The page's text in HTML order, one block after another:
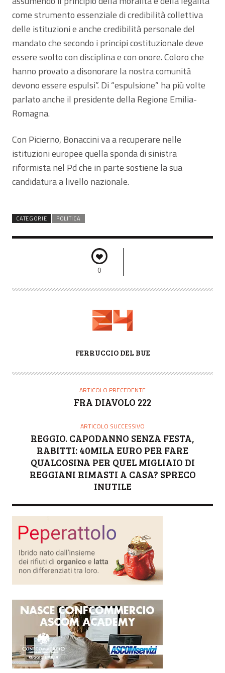
come strumento essenziale di credibilità collettiva
delle istituzioni e anche credibilità personale del
mandato che secondo i principi costituzionale deve
essere svolto con disciplina e con onore. Coloro che
hanno provato a disonorare la nostra comunità
devono essere espulsi”. Di “espulsione” ha più volte
parlato anche il presidente della Regione Emilia-
Romagna.
Con Picierno, Bonaccini va a recuperare nelle
istituzioni europee quella sponda di sinistra
riformista nel Pd che in parte sostiene la sua
candidatura a livello nazionale.
CATEGORIE POLITICA
0
T
FERRUCCIO DEL BUE
ARTICOLO PRECEDENTE
FRA DIAVOLO 222
ARTICOLO SUCCESSIVO
REGGIO. CAPODANNO SENZA FESTA,
RABITTI: 40MILA EURO PER FARE
QUALCOSINA PER QUEL MIGLIAIO DI
REGGIANI RIMASTI A CASA? SPRECO
INUTILE